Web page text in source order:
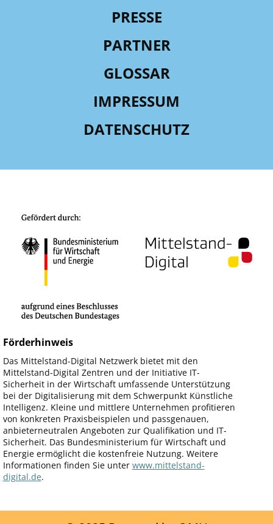
PRESSE
PARTNER
GLOSSAR
IMPRESSUM
DATENSCHUTZ
Förderhinweis
Das Mittelstand-Digital Netzwerk bietet mit den
Mittelstand-Digital Zentren und der Initiative IT-
Sicherheit in der Wirtschaft umfassende Unterstützung
bei der Digitalisierung mit dem Schwerpunkt Künstliche
Intelligenz. Kleine und mittlere Unternehmen profitieren
von konkreten Praxisbeispielen und passgenauen,
anbieterneutralen Angeboten zur Qualifikation und IT-
Sicherheit. Das Bundesministerium für Wirtschaft und
Energie ermöglicht die kostenfreie Nutzung. Weitere
Informationen finden Sie unter www.mittelstand-
digital.de.